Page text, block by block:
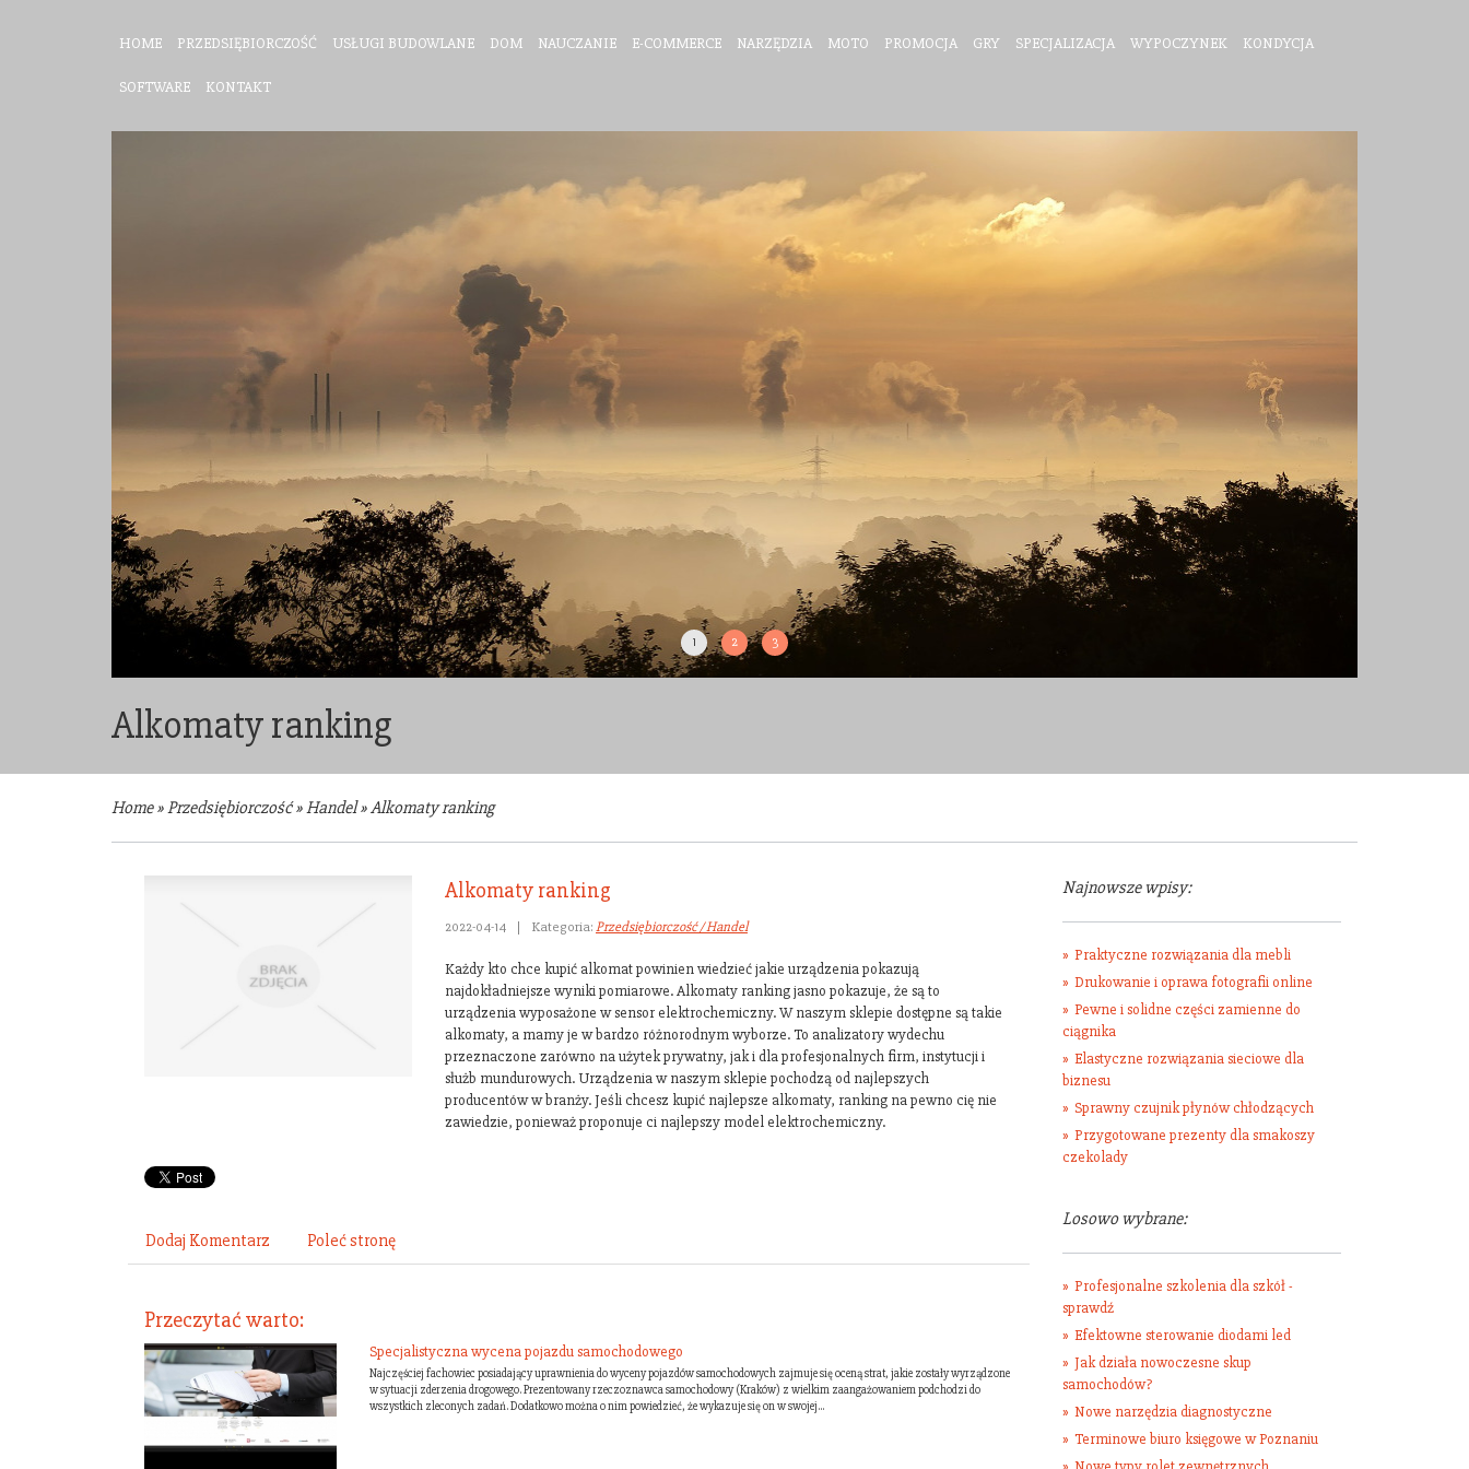
HOME PRZEDSIĘBIORCZOŚĆ USŁUGI BUDOWLANE DOM NAUCZANIE E-COMMERCE NARZĘDZIA MOTO PROMOCJA GRY SPECJALIZACJA WYPOCZYNEK KONDYCJA
SOFTWARE KONTAKT
1 2 3
Alkomaty ranking
Home»Przedsiębiorczość»Handel»Alkomaty ranking
Alkomaty ranking
2022-04-14 | Kategoria:Przedsiębiorczość / Handel
Każdy kto chce kupić alkomat powinien wiedzieć jakie urządzenia pokazują
najdokładniejsze wyniki pomiarowe. Alkomaty ranking jasno pokazuje, że są to
urządzenia wyposażone w sensor elektrochemiczny. W naszym sklepie dostępne są takie
alkomaty, a mamy je w bardzo różnorodnym wyborze. To analizatory wydechu
przeznaczone zarówno na użytek prywatny, jak i dla profesjonalnych firm, instytucji i
służb mundurowych. Urządzenia w naszym sklepie pochodzą od najlepszych
producentów w branży. Jeśli chcesz kupić najlepsze alkomaty, ranking na pewno cię nie
zawiedzie, ponieważ proponuje ci najlepszy model elektrochemiczny.
Dodaj Komentarz Poleć stronę
Przeczytać warto:
Specjalistyczna wycena pojazdu samochodowego
Najczęściej fachowiec posiadający uprawnienia do wyceny pojazdów samochodowych zajmuje się oceną strat, jakie zostały wyrządzone
w sytuacji zderzenia drogowego. Prezentowany rzeczoznawca samochodowy (Kraków) z wielkim zaangażowaniem podchodzi do
wszystkich zleconych zadań. Dodatkowo można o nim powiedzieć, że wykazuje się on w swojej...
Najnowsze wpisy:
Praktyczne rozwiązania dla mebli
Drukowanie i oprawa fotografii online
Pewne i solidne części zamienne do
ciągnika
Elastyczne rozwiązania sieciowe dla
biznesu
Sprawny czujnik płynów chłodzących
Przygotowane prezenty dla smakoszy
czekolady
Losowo wybrane:
Profesjonalne szkolenia dla szkół -
sprawdź
Efektowne sterowanie diodami led
Jak działa nowoczesne skup
samochodów?
Nowe narzędzia diagnostyczne
Terminowe biuro księgowe w Poznaniu